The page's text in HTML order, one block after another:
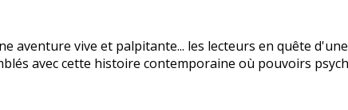
aventure vive et palpitante... les lecteurs en quête
avec cette histoire contemporaine où pouvoirs